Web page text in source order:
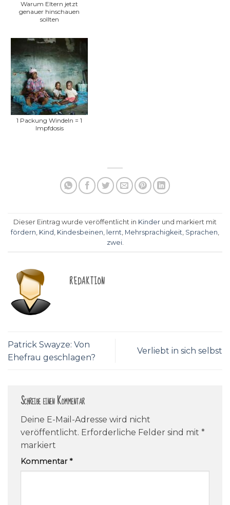
Warum Eltern jetzt
genauer hinschauen
sollten
1 Packung Windeln = 1
Impfdosis
Dieser Eintrag wurde veröffentlicht in Kinder und markiert mit
fördern Kind Kindesbeinen lernt Mehrsprachigkeit Sprachen
zwei.
REDAKTION
Patrick Swayze: Von
Ehefrau geschlagen?
Verliebt in sich selbst
Schreibe einen Kommentar
Deine E-Mail-Adresse wird nicht
veröffentlicht. Erforderliche Felder sind mit *
markiert
Kommentar*